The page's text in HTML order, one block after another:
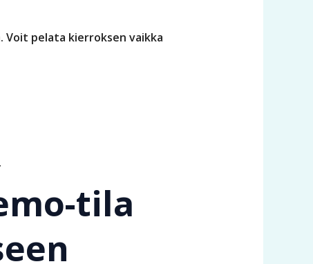
pelata kierroksen vaikka
tila